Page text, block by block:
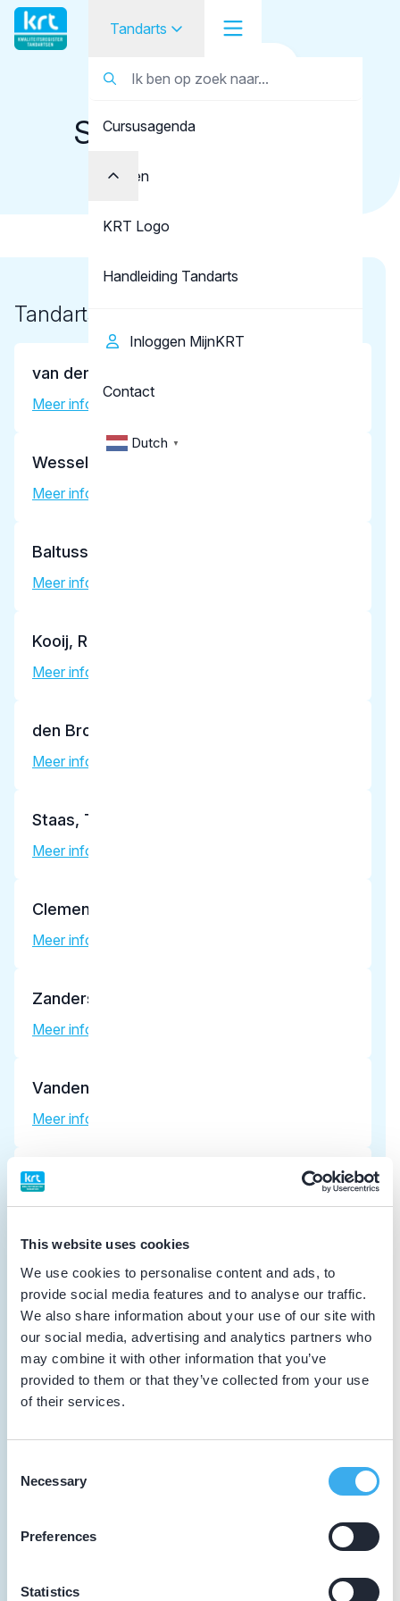
This website uses cookies
We use cookies to personalise content and ads, to
provide social media features and to analyse our traffic.
We also share information about your use of our site with
our social media, advertising and analytics partners who
may combine it with other information that you’ve
provided to them or that they’ve collected from your use
of their services.
Selection
Necessary
Preferences
Statistics
Tandarts
Student
Opleider
Cursusagenda
Punten
KRT Logo
Handleiding Tandarts
Inloggen MijnKRT
Contact
Dutch ▼
Tandarts
Staas & Bergmans
Tandartsen
van den Boom, J.J.
Meer informatie tandarts
Wessels, C.
Meer informatie tandarts
Baltussen, M.P.W.
Meer informatie tandarts
Kooij, R.S.
Meer informatie tandarts
den Brok, K.F.
Meer informatie tandarts
Staas, T.A.
Meer informatie tandarts
Clemens, J.G.M.
Meer informatie tandarts
Zanders-Berendsen, J.L.M.
Meer informatie tandarts
Vandenbulcke, E.V.R.
Meer informatie tandarts
Latzke, P.M.
Meer informatie tandarts
van Zwol, L.G.J.
Meer informatie tandarts
Nieman, S.
Meer informatie tandarts
Liem, R.S.G.
Meer informatie tandarts
Rijsdijk, T.N.
Meer informatie tandarts